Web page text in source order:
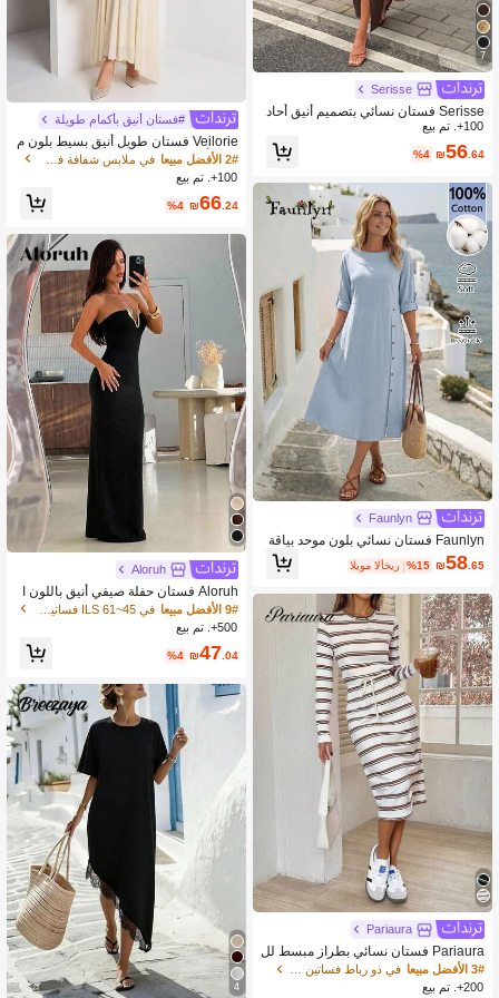
7
Serisse
Serisse فستان نسائي بتصميم أنيق أحاد
ي اللون غير متماثل الكتف، صيفي
100+. تم بيع
₪56.64
%4
Faunlyn
Faunlyn فستان نسائي بلون موحد بياقة
دائرية كاجوال للحفلات & السفر بطول مت
وسط
₪58.65
%15 اليوم الأخير
Pariaura
Pariaura فستان نسائي بطراز مبسط لل
تنقل اليومي، بخصر مشدود وخطوط
3# الأفضل مبيعا
200+. تم بيع
#فستان أنيق بأكمام طويلة
Veilorie فستان طويل أنيق بسيط بلون م
وحد بأكمام خفاشية وخصر مطوي للنساء
لفصلي الربيع/الخريف
2# الأفضل مبيعا
100+. تم بيع
₪66.24
%4
Aloruh
Aloruh فستان حفلة صيفي أنيق باللون ا
لأسود والذهبي للنساء، ملابس بوهيمية لع
طلة الشاطئ، فستان طويل مع حلقة معد
نية غير متماثلة في الأمام للموعد
9# الأفضل مبيعا
500+. تم بيع
₪47 .04
%4
4